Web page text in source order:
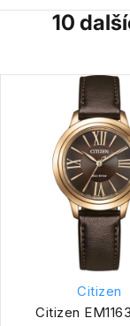
10
Citizen
Citizen